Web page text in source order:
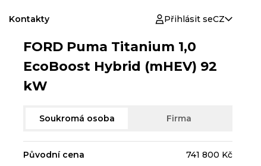
Kontakty Přihlásit seCZ
FORD Puma Titanium 1,0
EcoBoost Hybrid (mHEV) 92
kW
Soukromá osoba Firma
Původní cena
741 800 Kč